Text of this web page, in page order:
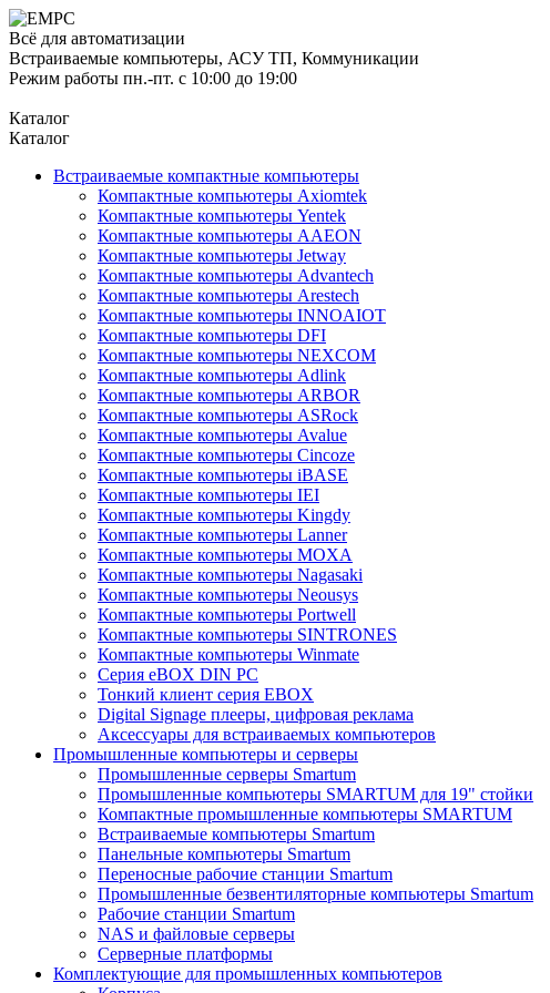
Всё для автоматизации
Встраиваемые компьютеры, АСУ ТП, Коммуникации
Режим работы пн.-пт. с 10:00 до 19:00
Каталог
Каталог
Встраиваемые компактные компьютеры
Компактные компьютеры Axiomtek
Компактные компьютеры Yentek
Компактные компьютеры AAEON
Компактные компьютеры Jetway
Компактные компьютеры Advantech
Компактные компьютеры Arestech
Компактные компьютеры INNOAIOT
Компактные компьютеры DFI
Компактные компьютеры NEXCOM
Компактные компьютеры Adlink
Компактные компьютеры ARBOR
Компактные компьютеры ASRock
Компактные компьютеры Avalue
Компактные компьютеры Cincoze
Компактные компьютеры iBASE
Компактные компьютеры IEI
Компактные компьютеры Kingdy
Компактные компьютеры Lanner
Компактные компьютеры MOXA
Компактные компьютеры Nagasaki
Компактные компьютеры Neousys
Компактные компьютеры Portwell
Компактные компьютеры SINTRONES
Компактные компьютеры Winmate
Серия eBOX DIN PC
Тонкий клиент серия EBOX
Digital Signage плееры, цифровая реклама
Аксессуары для встраиваемых компьютеров
Промышленные компьютеры и серверы
Промышленные серверы Smartum
Промышленные компьютеры SMARTUM для 19" стойки
Компактные промышленные компьютеры SMARTUM
Встраиваемые компьютеры Smartum
Панельные компьютеры Smartum
Переносные рабочие станции Smartum
Промышленные безвентиляторные компьютеры Smartum
Рабочие станции Smartum
NAS и файловые серверы
Серверные платформы
Комплектующие для промышленных компьютеров